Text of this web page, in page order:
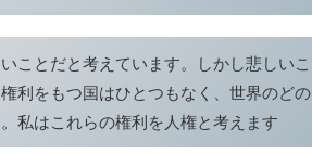
ことだと考えています。しかし悲しいこ
利をもつ国はひとつもなく、世界のどの
私はこれらの権利を人権と考えます